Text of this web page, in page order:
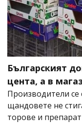
Българският
цента, а в
Производители се
щандовете не
торове и